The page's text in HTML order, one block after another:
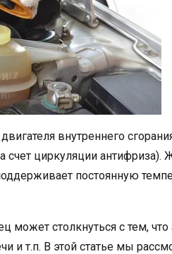
внутреннего
циркуляции антифриза).
постоянную
может столкнуться с тем,
и т.п. В этой статье мы